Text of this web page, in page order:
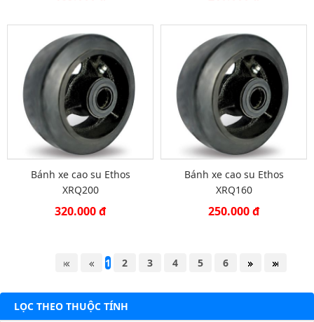
Bánh xe cao su Ethos
XRQ200
320.000 đ
Bánh xe cao su Ethos
XRQ160
250.000 đ
1 2 3 4 5 6
LỌC THEO THUỘC TÍNH